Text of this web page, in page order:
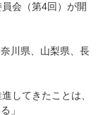
会（第4回）が開
川県、山梨県、長
してきたことは、
」